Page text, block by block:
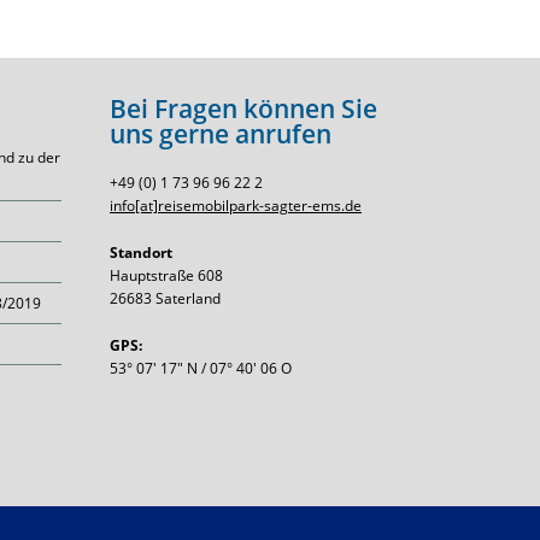
zu der
2019
Bei Fragen können Sie
uns gerne anrufen
+49 (0) 1 73 96 96 22 2
info[at]reisemobilpark-sagter-ems.de
Standort
Hauptstraße 608
26683 Saterland
GPS:
53° 07′ 17″ N / 07° 40′ 06 O